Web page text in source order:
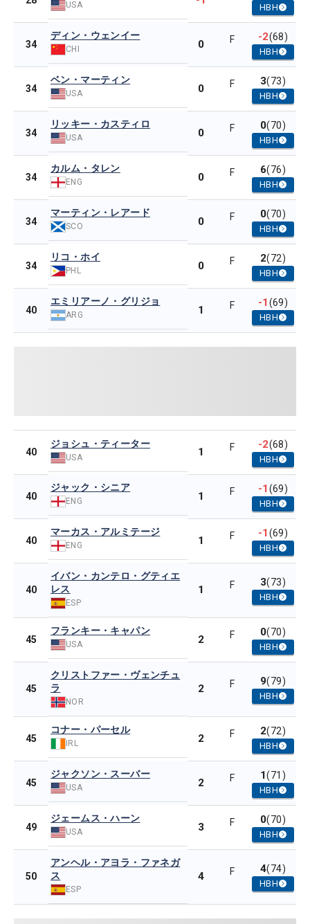
USA HBH
34
ディン・ウェンイー
CHI 0 F -2(68)
HBH
34
ベン・マーティン
USA 0 F 3(73)
HBH
34
リッキー・カスティロ
USA 0 F 0(70)
HBH
34
カルム・タレン
ENG 0 F 6(76)
HBH
34
マーティン・レアード
SCO 0 F 0(70)
HBH
34
リコ・ホイ
PHL 0 F 2(72)
HBH
40
エミリアーノ・グリジョ
ARG 1 F -1(69)
HBH
40
ジョシュ・ティーター
USA 1 F -2(68)
HBH
40
ジャック・シニア
ENG 1 F -1(69)
HBH
40
マーカス・アルミテージ
ENG 1 F -1(69)
HBH
40
イバン・カンテロ・グティエ
レス
ESP
1 F 3(73)
HBH
45
フランキー・キャパン
USA 2 F 0(70)
HBH
45
クリストファー・ヴェンチュ
ラ
NOR
2 F 9(79)
HBH
45
コナー・パーセル
IRL 2 F 2(72)
HBH
45
ジャクソン・スーバー
USA 2 F 1(71)
HBH
49
ジェームス・ハーン
USA 3 F 0(70)
HBH
50
アンヘル・アヨラ・ファネガ
ス
ESP
4 F 4(74)
HBH